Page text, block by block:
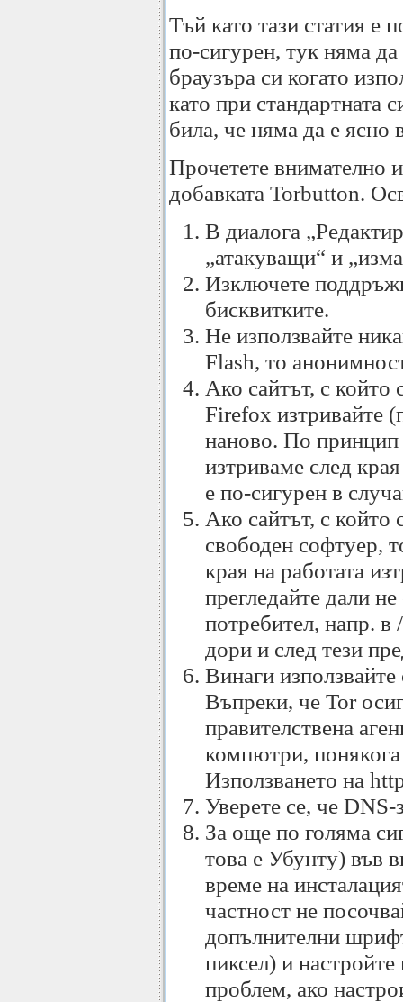
Тъй като тази статия е
по-сигурен, тук няма
браузъра си когато
като при стандартната
била, че няма да е ясно
Прочетете внимателно
добавката Torbutton.
В диалога
„атакуващи“ и
Изключете
бисквитките.
Не използвайте
Flash, то
Ако сайтът, с който
Firefox изтривайте
наново. По принцип
изтриваме след
е по-сигурен в
Ако сайтът, с който
свободен софтуер,
края на работата
прегледайте дали
потребител, напр.
дори и след тези
Винаги
Въпреки, че Tor
правителствена
компютри,
Използването на
Уверете се, че DNS-
За още по голяма
това е Убунту) във
време на
частност не
допълнителни
пиксел) и
проблем, ако